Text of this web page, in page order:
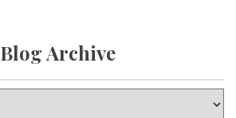
Blog Archive